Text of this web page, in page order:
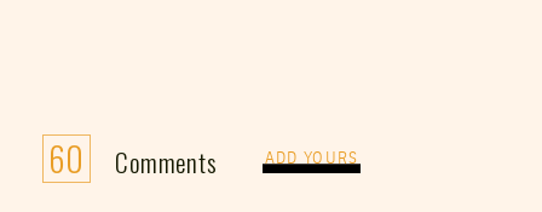
60 Comments ADD YOURS